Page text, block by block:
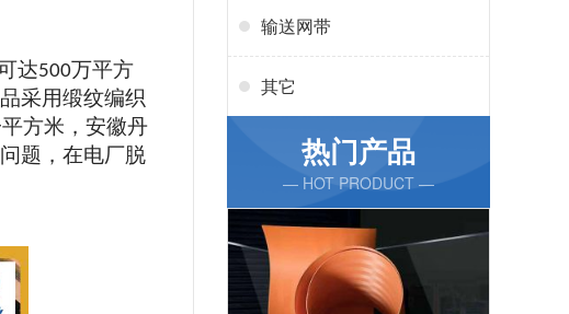
达500万平方
采用缎纹编织
方米，安徽丹
题，在电厂脱
输送网带
其它
热门产品
— HOT PRODUCT —